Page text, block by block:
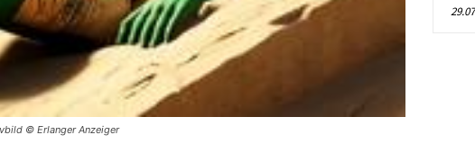
© Erlanger Anzeiger